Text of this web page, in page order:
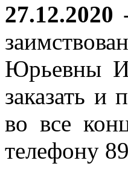
27.12.2020
Юрьевны
заказать и
во все
телефону